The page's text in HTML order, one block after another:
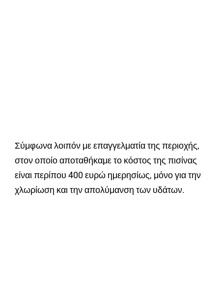
Σύμφωνα λοιπόν με επαγγελματία της περιοχής,
στον οποίο αποταθήκαμε το κόστος της πισίνας
είναι περίπου 400 ευρώ ημερησίως, μόνο για την
χλωρίωση και την απολύμανση των υδάτων.